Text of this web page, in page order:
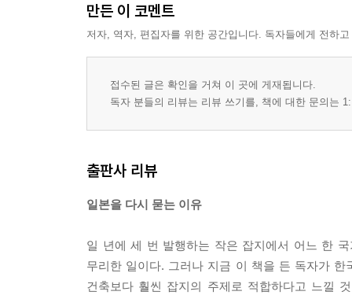
만든 이 코멘트
저자, 역자, 편집자를 위한 공간입니다. 독자들에게 전하
접수된 글은 확인을 거쳐 이 곳에 게재됩니다.
독자 분들의 리뷰는 리뷰 쓰기를, 책에 대한 문의는
출판사 리뷰
일본을 다시 묻는 이유
일 년에 세 번 발행하는 작은 잡지에서 어느 한
무리한 일이다. 그러나 지금 이 책을 든 독자가
건축보다 훨씬 잡지의 주제로 적합하다고 느낄